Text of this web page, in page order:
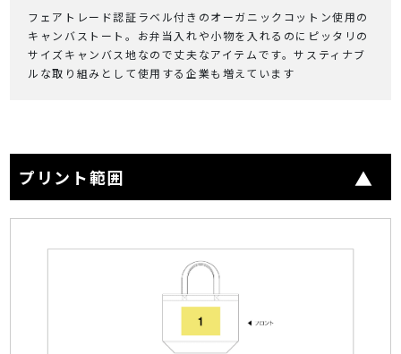
フェアトレード認証ラベル付きのオーガニックコットン使用の
キャンバストート。お弁当入れや小物を入れるのにピッタリの
サイズキャンバス地なので丈夫なアイテムです。サスティナブ
ルな取り組みとして使用する企業も増えています
プリント範囲